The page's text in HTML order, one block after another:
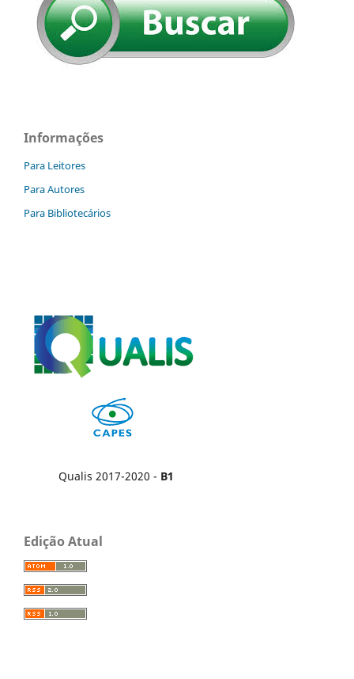
Informações
Para Leitores
Para Autores
Para Bibliotecários
Qualis 2017-2020 - B1
Edição Atual